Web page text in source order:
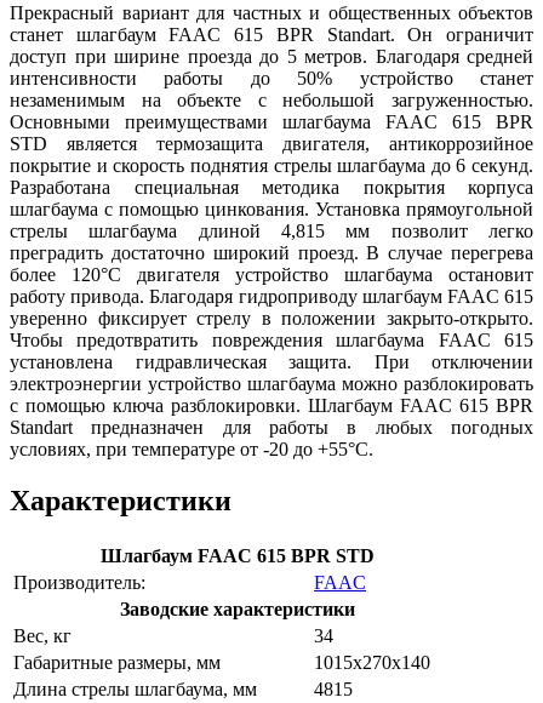
Прекрасный вариант для частных и общественных объектов
станет шлагбаум FAAC 615 BPR Standart. Он ограничит
доступ при ширине проезда до 5 метров. Благодаря средней
интенсивности работы до 50% устройство станет
незаменимым на объекте с небольшой загруженностью.
Основными преимуществами шлагбаума FAAC 615 BPR
STD является термозащита двигателя, антикоррозийное
покрытие и скорость поднятия стрелы шлагбаума до 6 секунд.
Разработана специальная методика покрытия корпуса
шлагбаума с помощью цинкования. Установка прямоугольной
стрелы шлагбаума длиной 4,815 мм позволит легко
преградить достаточно широкий проезд. В случае перегрева
более 120°C двигателя устройство шлагбаума остановит
работу привода. Благодаря гидроприводу шлагбаум FAAC 615
уверенно фиксирует стрелу в положении закрыто-открыто.
Чтобы предотвратить повреждения шлагбаума FAAC 615
установлена гидравлическая защита. При отключении
электроэнергии устройство шлагбаума можно разблокировать
с помощью ключа разблокировки. Шлагбаум FAAC 615 BPR
Standart предназначен для работы в любых погодных
условиях, при температуре от -20 до +55°C.
Характеристики
Шлагбаум FAAC 615 BPR STD
Производитель:
FAAC
Заводские характеристики
Вес, кг
34
Габаритные размеры, мм
1015х270х140
Длина стрелы шлагбаума, мм
4815